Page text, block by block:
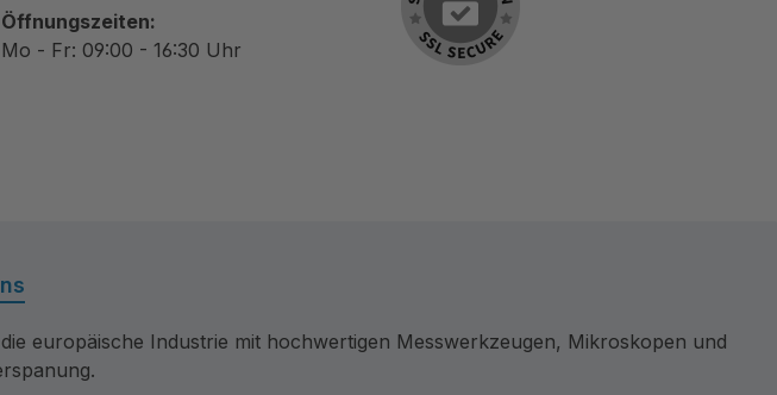
Öffnungszeiten:
Mo - Fr: 09:00 - 16:30 Uhr
europäische Industrie mit hochwertigen Messwerkzeugen, Mikroskopen und